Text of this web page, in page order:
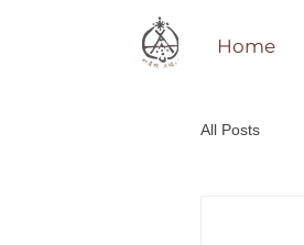
Home
All Posts